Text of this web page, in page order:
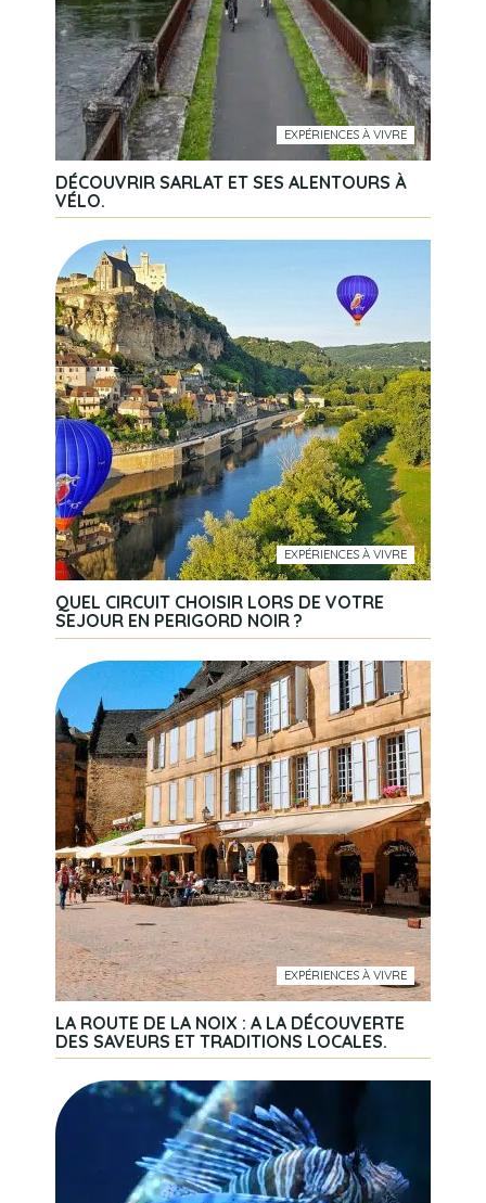
EXPÉRIENCES À VIVRE
DÉCOUVRIR SARLAT ET SES ALENTOURS À
VÉLO.
EXPÉRIENCES À VIVRE
QUEL CIRCUIT CHOISIR LORS DE VOTRE
SEJOUR EN PERIGORD NOIR ?
EXPÉRIENCES À VIVRE
LA ROUTE DE LA NOIX : A LA DÉCOUVERTE
DES SAVEURS ET TRADITIONS LOCALES.